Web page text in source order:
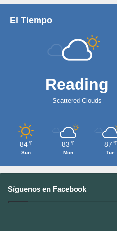
El Tiempo
Reading
Scattered Clouds
84 ℉
Sun
83 ℉
Mon
87 ℉
Tue
Síguenos en Facebook